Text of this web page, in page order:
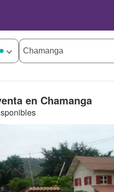
en Chamanga